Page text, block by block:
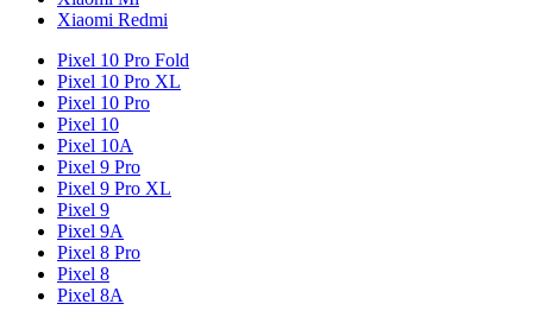
Xiaomi Redmi
Pixel 10 Pro Fold
Pixel 10 Pro XL
Pixel 10 Pro
Pixel 10
Pixel 10A
Pixel 9 Pro
Pixel 9 Pro XL
Pixel 9
Pixel 9A
Pixel 8 Pro
Pixel 8
Pixel 8A